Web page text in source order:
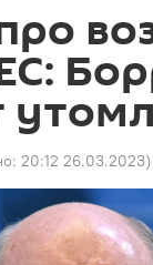
20:12 26.03.2023)